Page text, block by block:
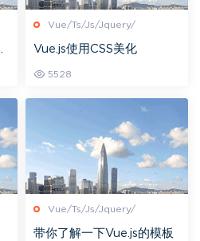
Vue/Ts/Js/Jquery/
Vue.js使用CSS美化
5528
Vue/Ts/Js/Jquery/
带你了解一下Vue.js的模板